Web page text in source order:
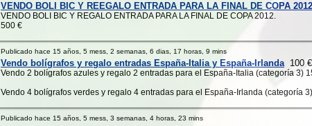
VENDO BOLI BIC Y REEGALO ENTRADA PARA LA FINAL DE COPA 2012
VENDO BOLI BIC Y REGALO ENTRADA PARA LA FINAL DE COPA 2012.
500 €
Publicado hace 15 años, 5 mess, 2 semanas, 6 dias, 17 horas, 9 mins
Vendo bolígrafos y regalo entradas España-Italia y España-Irlanda100 €
Vendo 2 bolígrafos azules y regalo 2 entradas para el España-Italia (categoría 3)
Vendo 4 bolígrafos verdes y regalo 4 entradas para el España-Irlanda (categoría
Publicado hace 15 años, 5 mess, 3 semanas, 4 horas, 23 mins